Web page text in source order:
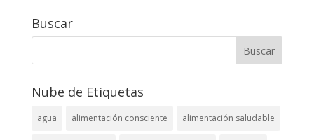
Buscar
Nube de Etiquetas
agua alimentación consciente alimentación saludable